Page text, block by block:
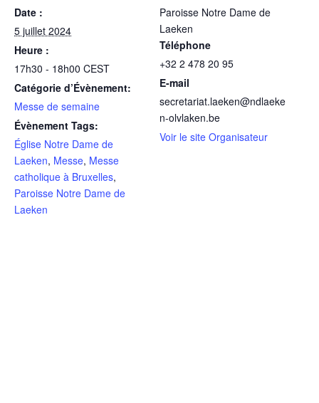
Date :
5 juillet 2024
Heure :
17h30 - 18h00 CEST
Catégorie d’Évènement:
Messe de semaine
Évènement Tags:
Église Notre Dame de
Laeken, Messe, Messe
catholique à Bruxelles,
Paroisse Notre Dame de
Laeken
Paroisse Notre Dame de
Laeken
Téléphone
+32 2 478 20 95
E-mail
secretariat.laeken@ndlaeke
n-olvlaken.be
Voir le site Organisateur